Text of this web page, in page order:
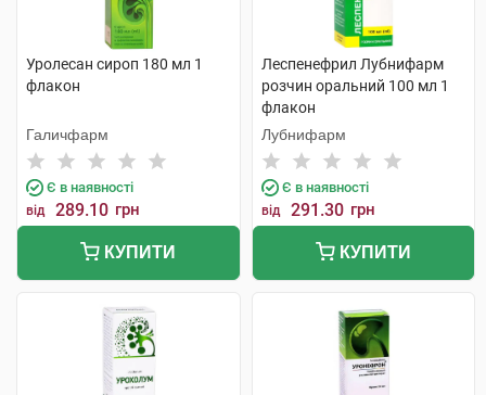
Уролесан сироп 180 мл 1
флакон
Галичфарм
Є в наявності
від 289.10 грн
КУПИТИ
Леспенефрил Лубнифарм
розчин оральний 100 мл 1
флакон
Лубнифарм
Є в наявності
від 291.30 грн
КУПИТИ